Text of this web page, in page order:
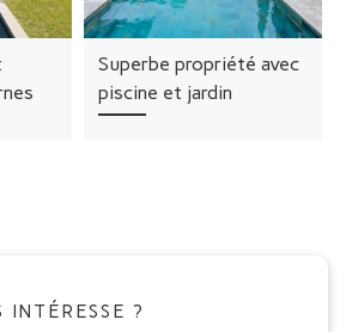
Superbe propriété avec
piscine et jardin
?